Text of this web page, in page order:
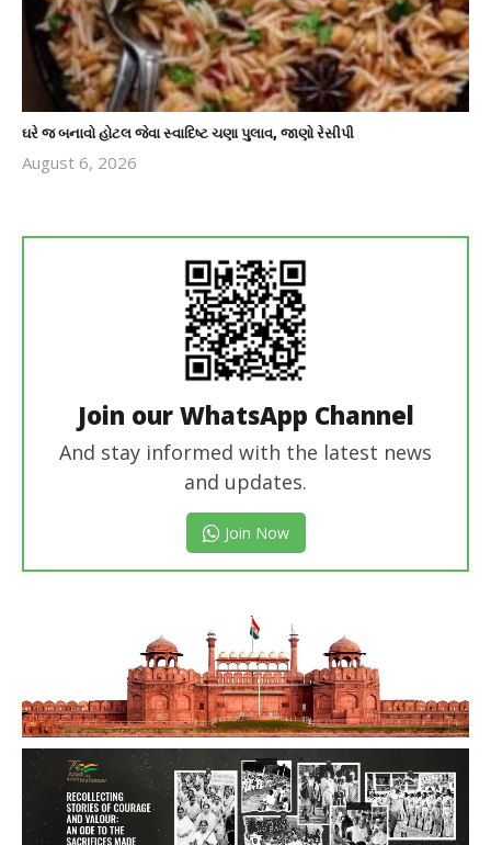
ઘરે જ બનાવો હોટલ જેવા સ્વાદિષ્ટ ચણા પુલાવ, જાણો રેસીપી
August 6, 2026
Join our WhatsApp Channel
And stay informed with the latest news
and updates.
Join Now